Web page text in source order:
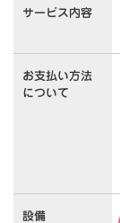
サービス内容
お支払い方法
について
設備